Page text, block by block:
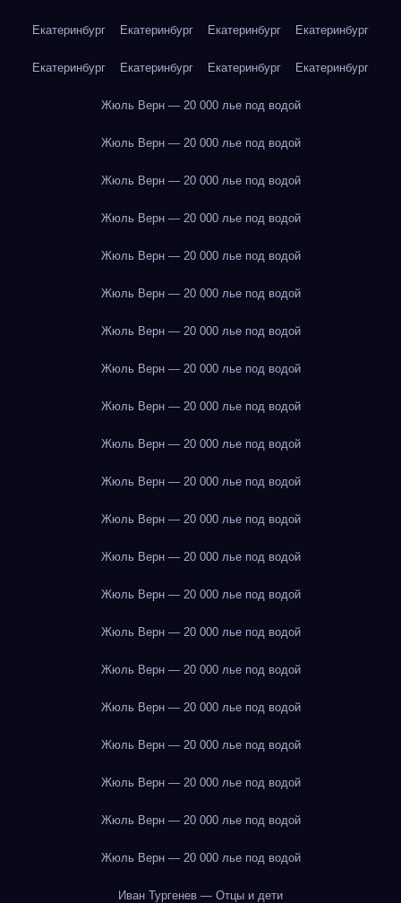
Екатеринбург Екатеринбург Екатеринбург Екатеринбург
Екатеринбург Екатеринбург Екатеринбург Екатеринбург
Жюль Верн — 20 000 лье под водой
Жюль Верн — 20 000 лье под водой
Жюль Верн — 20 000 лье под водой
Жюль Верн — 20 000 лье под водой
Жюль Верн — 20 000 лье под водой
Жюль Верн — 20 000 лье под водой
Жюль Верн — 20 000 лье под водой
Жюль Верн — 20 000 лье под водой
Жюль Верн — 20 000 лье под водой
Жюль Верн — 20 000 лье под водой
Жюль Верн — 20 000 лье под водой
Жюль Верн — 20 000 лье под водой
Жюль Верн — 20 000 лье под водой
Жюль Верн — 20 000 лье под водой
Жюль Верн — 20 000 лье под водой
Жюль Верн — 20 000 лье под водой
Жюль Верн — 20 000 лье под водой
Жюль Верн — 20 000 лье под водой
Жюль Верн — 20 000 лье под водой
Жюль Верн — 20 000 лье под водой
Жюль Верн — 20 000 лье под водой
Иван Тургенев — Отцы и дети